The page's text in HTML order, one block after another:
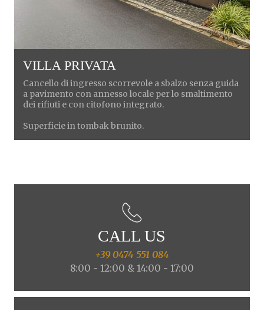
VILLA PRIVATA
Cancello di ingresso scorrevole a sbalzo senza guida
a pavimento con annesso locale per lo smaltimento
dei rifiuti e con citofono integrato.
Superficie in tombak brunito.
CALL US
+39 0474 551 084
8:00 - 12:00 & 14:00 - 17:00